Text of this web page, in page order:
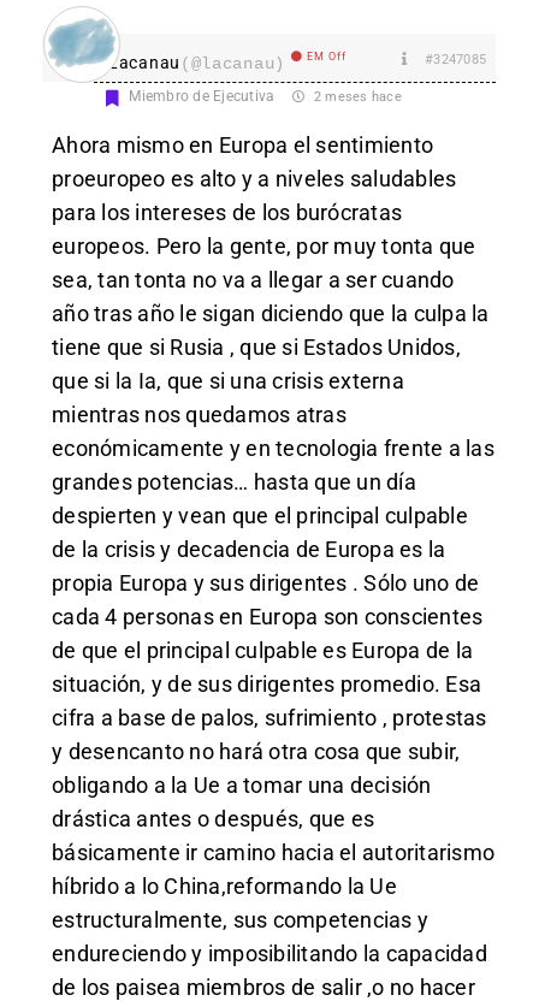
Lacanau (@lacanau) EM Off #3247085
Miembro de Ejecutiva 2 meses hace
Ahora mismo en Europa el sentimiento
proeuropeo es alto y a niveles saludables
para los intereses de los burócratas
europeos. Pero la gente, por muy tonta que
sea, tan tonta no va a llegar a ser cuando
año tras año le sigan diciendo que la culpa la
tiene que si Rusia , que si Estados Unidos,
que si la Ia, que si una crisis externa
mientras nos quedamos atras
económicamente y en tecnologia frente a las
grandes potencias… hasta que un día
despierten y vean que el principal culpable
de la crisis y decadencia de Europa es la
propia Europa y sus dirigentes . Sólo uno de
cada 4 personas en Europa son conscientes
de que el principal culpable es Europa de la
situación, y de sus dirigentes promedio. Esa
cifra a base de palos, sufrimiento , protestas
y desencanto no hará otra cosa que subir,
obligando a la Ue a tomar una decisión
drástica antes o después, que es
básicamente ir camino hacia el autoritarismo
híbrido a lo China,reformando la Ue
estructuralmente, sus competencias y
endureciendo y imposibilitando la capacidad
de los paisea miembros de salir ,o no hacer